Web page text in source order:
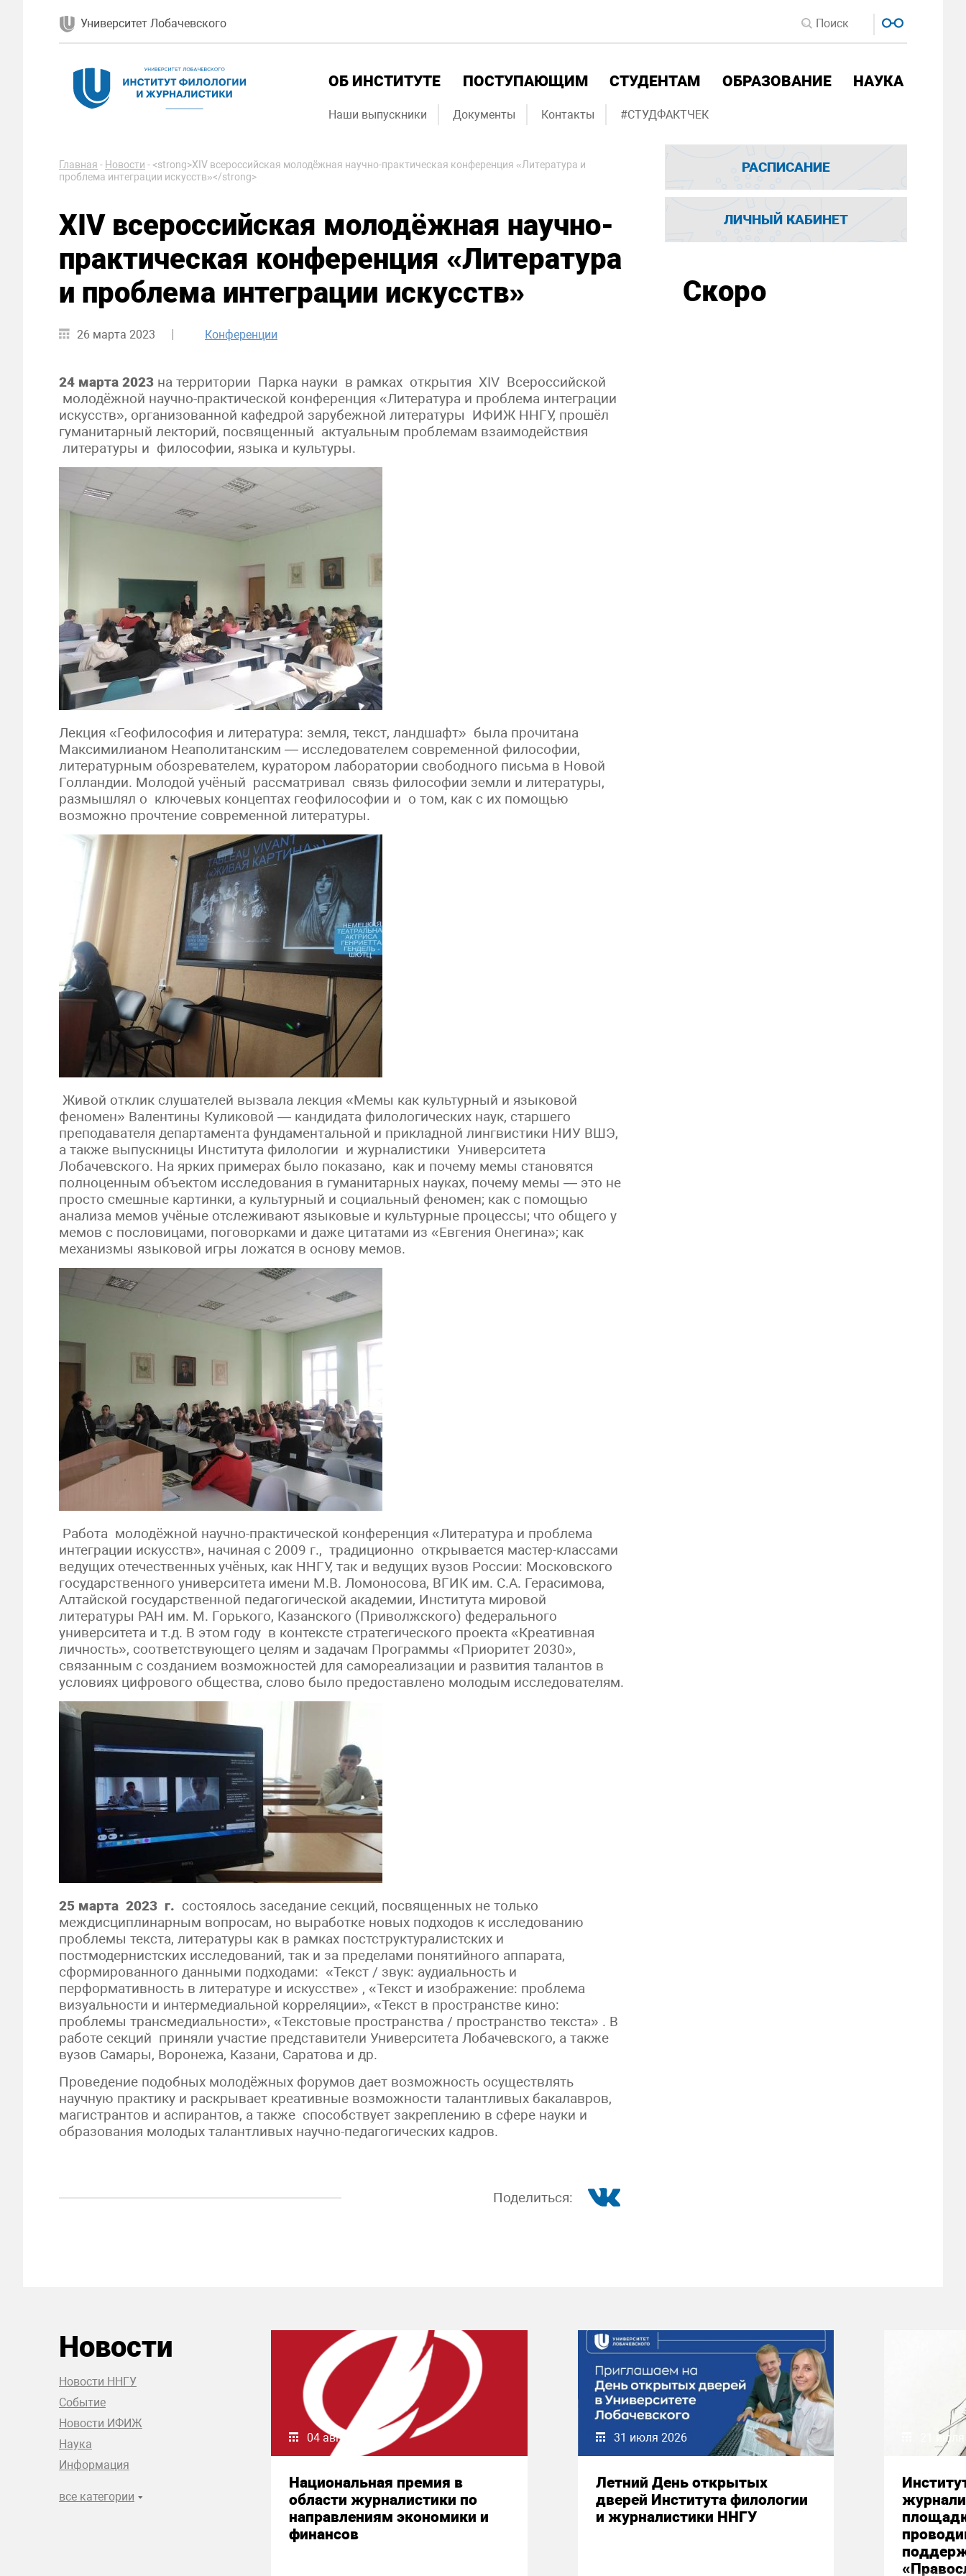
Университет Лобачевского
ОБ ИНСТИТУТЕ ПОСТУПАЮЩИМ СТУДЕНТАМ ОБРАЗОВАНИЕ НАУКА
Наши выпускники Документы Контакты #СТУДФАКТЧЕК
Главная - Новости -<strong>XIV всероссийская молодёжная научно-практическая конференция «Литература и
проблема интеграции искусств»</strong>
XIV всероссийская молодёжная научно-
практическая конференция «Литература
и проблема интеграции искусств»
26 марта 2023 Конференции
24 марта 2023 на территории Парка науки в рамках открытия XIV Всероссийской
молодёжной научно-практической конференция «Литература и проблема интеграции
искусств», организованной кафедрой зарубежной литературы ИФИЖ ННГУ, прошёл
гуманитарный лекторий, посвященный актуальным проблемам взаимодействия
литературы и философии, языка и культуры.
Лекция «Геофилософия и литература: земля, текст, ландшафт» была прочитана
Максимилианом Неаполитанским — исследователем современной философии,
литературным обозревателем, куратором лаборатории свободного письма в Новой
Голландии. Молодой учёный рассматривал связь философии земли и литературы,
размышлял о ключевых концептах геофилософии и о том, как с их помощью
возможно прочтение современной литературы.
Живой отклик слушателей вызвала лекция «Мемы как культурный и языковой
феномен» Валентины Куликовой — кандидата филологических наук, старшего
преподавателя департамента фундаментальной и прикладной лингвистики НИУ ВШЭ,
а также выпускницы Института филологии и журналистики Университета
Лобачевского. На ярких примерах было показано, как и почему мемы становятся
полноценным объектом исследования в гуманитарных науках, почему мемы — это не
просто смешные картинки, а культурный и социальный феномен; как с помощью
анализа мемов учёные отслеживают языковые и культурные процессы; что общего у
мемов с пословицами, поговорками и даже цитатами из «Евгения Онегина»; как
механизмы языковой игры ложатся в основу мемов.
Работа молодёжной научно-практической конференция «Литература и проблема
интеграции искусств», начиная с 2009 г., традиционно открывается мастер-классами
ведущих отечественных учёных, как ННГУ, так и ведущих вузов России: Московского
государственного университета имени М.В. Ломоносова, ВГИК им. С.А. Герасимова,
Алтайской государственной педагогической академии, Института мировой
литературы РАН им. М. Горького, Казанского (Приволжского) федерального
университета и т.д. В этом году в контексте стратегического проекта «Креативная
личность», соответствующего целям и задачам Программы «Приоритет 2030»,
связанным с созданием возможностей для самореализации и развития талантов в
условиях цифрового общества, слово было предоставлено молодым исследователям.
25 марта 2023 г. состоялось заседание секций, посвященных не только
междисциплинарным вопросам, но выработке новых подходов к исследованию
проблемы текста, литературы как в рамках постструктуралистских и
постмодернистских исследований, так и за пределами понятийного аппарата,
сформированного данными подходами: «Текст / звук: аудиальность и
перформативность в литературе и искусстве» , «Текст и изображение: проблема
визуальности и интермедиальной корреляции», «Текст в пространстве кино:
проблемы трансмедиальности», «Текстовые пространства / пространство текста» . В
работе секций приняли участие представители Университета Лобачевского, а также
вузов Самары, Воронежа, Казани, Саратова и др.
Проведение подобных молодёжных форумов дает возможность осуществлять
научную практику и раскрывает креативные возможности талантливых бакалавров,
магистрантов и аспирантов, а также способствует закреплению в сфере науки и
образования молодых талантливых научно-педагогических кадров.
Поделиться:
РАСПИСАНИЕ
ЛИЧНЫЙ КАБИНЕТ
Скоро
Новости
Новости ННГУ
Событие
Новости ИФИЖ
Наука
Информация
все категории
04 августа 2026
Национальная премия в
области журналистики по
направлениям экономики и
финансов
31 июля 2026
Летний День открытых
дверей Института филологии
и журналистики ННГУ
21